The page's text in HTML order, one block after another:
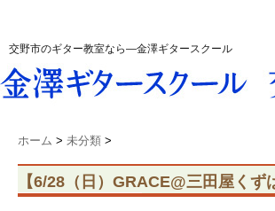
交野市のギター教室なら―金澤ギタースクール
ホーム > 未分類 >
【6/28（日）GRACE@三田屋くず